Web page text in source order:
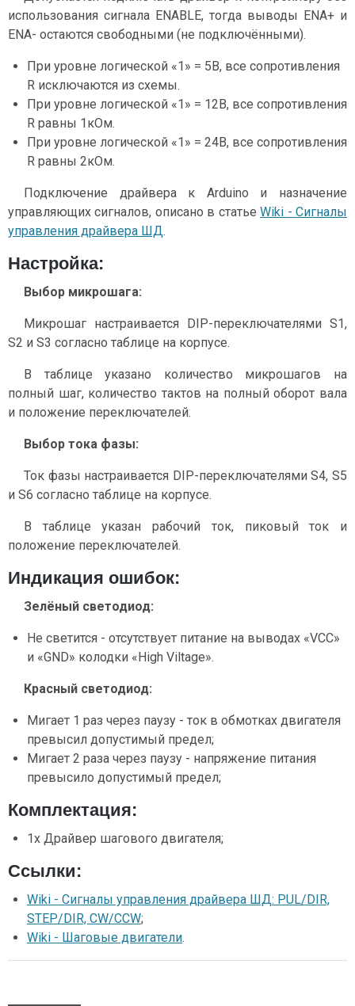
использования сигнала ENABLE, тогда выводы ENA+ и
ENA- остаются свободными (не подключёнными).
При уровне логической «1» = 5В, все сопротивления
R исключаются из схемы.
При уровне логической «1» = 12В, все сопротивления
R равны 1кОм.
При уровне логической «1» = 24В, все сопротивления
R равны 2кОм.
Подключение драйвера к Arduino и назначение
управляющих сигналов, описано в статьеWiki - Сигналы
управления драйвера ШД.
Настройка:
Выбор микрошага:
Микрошаг настраивается DIP-переключателями S1,
S2 и S3 согласно таблице на корпусе.
В таблице указано количество микрошагов на
полный шаг, количество тактов на полный оборот вала
и положение переключателей.
Выбор тока фазы:
Ток фазы настраивается DIP-переключателями S4, S5
и S6 согласно таблице на корпусе.
В таблице указан рабочий ток, пиковый ток и
положение переключателей.
Индикация ошибок:
Зелёный светодиод:
Не светится - отсутствует питание на выводах «VCC»
и «GND» колодки «High Viltage».
Красный светодиод:
Мигает 1 раз через паузу - ток в обмотках двигателя
превысил допустимый предел;
Мигает 2 раза через паузу - напряжение питания
превысило допустимый предел;
Комплектация:
1х Драйвер шагового двигателя;
Ссылки:
Wiki - Сигналы управления драйвера ШД: PUL/DIR,
STEP/DIR, CW/CCW;
Wiki - Шаговые двигатели.